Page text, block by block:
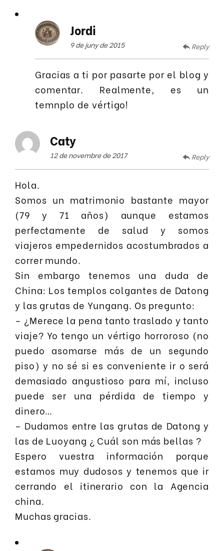
Jordi
9 de juny de 2015 Reply
Gracias a ti por pasarte por el blog y
comentar. Realmente, es un
temnplo de vértigo!
Caty
12 de novembre de 2017 Reply
Hola.
Somos un matrimonio bastante mayor
(79 y 71 años) aunque estamos
perfectamente de salud y somos
viajeros empedernidos acostumbrados a
correr mundo.
Sin embargo tenemos una duda de
China: Los templos colgantes de Datong
y las grutas de Yungang. Os pregunto:
– ¿Merece la pena tanto traslado y tanto
viaje? Yo tengo un vértigo horroroso (no
puedo asomarse más de un segundo
piso) y no sé si es conveniente ir o será
demasiado angustioso para mí, incluso
puede ser una pérdida de tiempo y
dinero…
– Dudamos entre las grutas de Datong y
las de Luoyang ¿ Cuál son más bellas ?
Espero vuestra información porque
estamos muy dudosos y tenemos que ir
cerrando el itinerario con la Agencia
china.
Muchas gracias.